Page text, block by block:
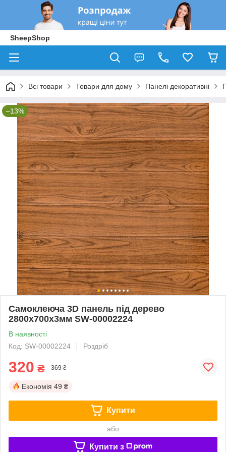
SheepShop
Всі товари Товари для дому Панелі декоративні
–13%
Самоклеюча 3D панель під дерево
2800x700x3мм SW-00002224
В наявності
Код: SW-00002224
Роздріб
320 ₴ 369 ₴
Економія 49 ₴
Купити
або
Купити з